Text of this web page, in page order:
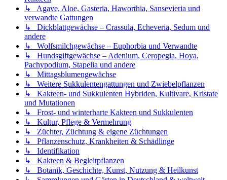
↳ Agave, Aloe, Gasteria, Haworthia, Sansevieria und
verwandte Gattungen
↳ Dickblattgewächse – Crassula, Echeveria, Sedum und
andere
↳ Wolfsmilchgewächse – Euphorbia und Verwandte
↳ Hundsgiftgewächse – Adenium, Ceropegia, Hoya,
Pachypodium, Stapelia und andere
↳ Mittagsblumengewächse
↳ Weitere Sukkulentengattungen und Zwiebelpflanzen
↳ Kakteen- und Sukkulenten Hybriden, Kultivare, Kristate
und Mutationen
↳ Frost- und winterharte Kakteen und Sukkulenten
↳ Kultur, Pflege & Vermehrung
↳ Züchter, Züchtung & eigene Züchtungen
↳ Pflanzenschutz, Krankheiten & Schädlinge
↳ Identifikation
↳ Kakteen & Begleitpflanzen
↳ Botanik, Geschichte, Kunst, Nutzung & Heilkunst